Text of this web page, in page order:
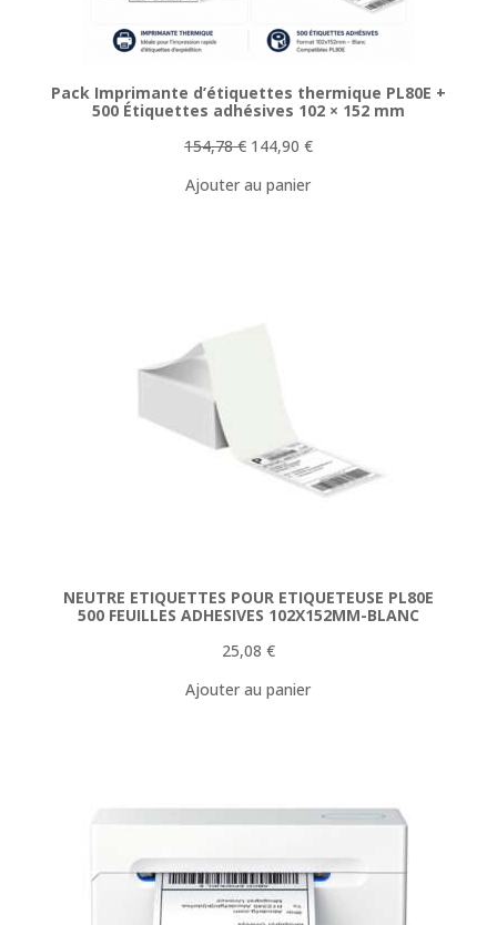
Pack Imprimante d’étiquettes thermique PL80E +
500 Étiquettes adhésives 102 × 152 mm
154,78€ Le
initial
144,90 €Le
Ajouter au panier
NEUTRE ETIQUETTES POUR ETIQUETEUSE PL80E
500 FEUILLES ADHESIVES 102X152MM-BLANC
25,08 €
Ajouter au panier